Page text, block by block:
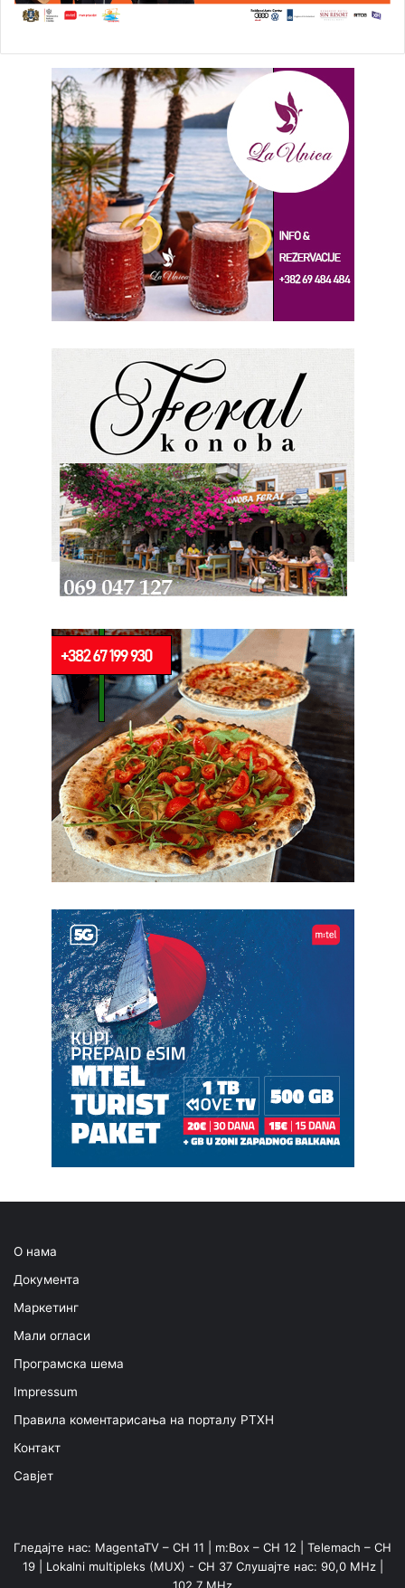
О нама
Документа
Маркетинг
Мали огласи
Програмска шема
Impressum
Правила коментарисања на порталу РТХН
Контакт
Савјет
Гледајте нас: MagentaTV – CH 11 | m:Box – CH 12 | Telemach – CH
19 | Lokalni multipleks (MUX) - CH 37 Слушајте нас: 90,0 MHz |